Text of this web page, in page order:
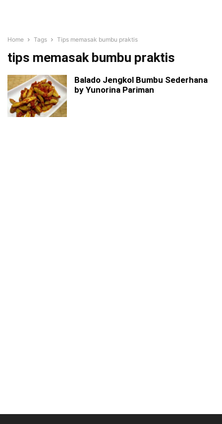
Home Tags Tips memasak bumbu praktis
tips memasak bumbu praktis
Balado Jengkol Bumbu Sederhana
by Yunorina Pariman